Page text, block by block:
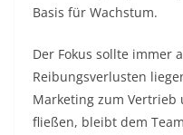
Basis für Wachstum.
Der Fokus sollte immer
Reibungsverlusten
Marketing zum
fließen, bleibt dem